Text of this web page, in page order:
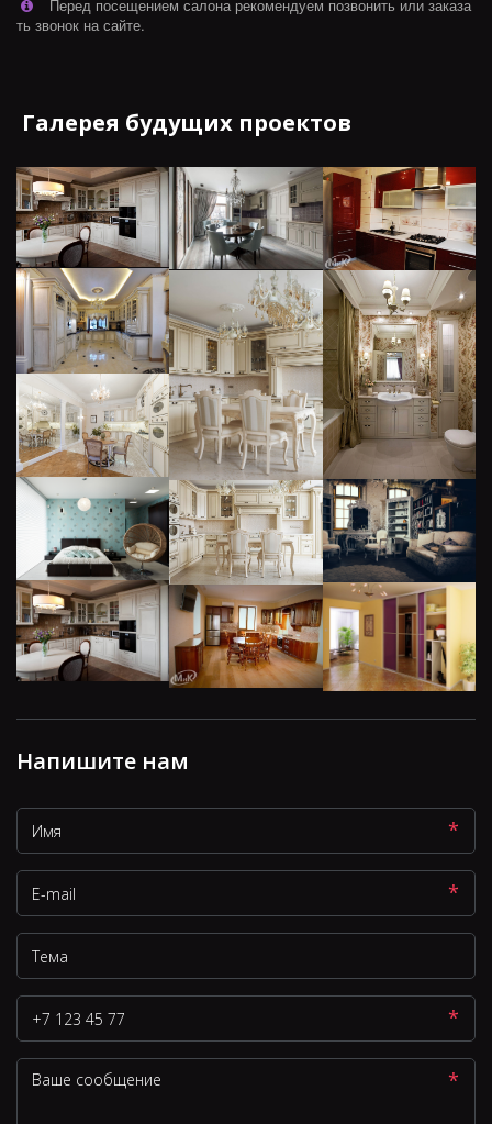
Перед посещением салона рекомендуем позвонить или заказа
ть звонок на сайте.
Галерея будущих проектов
Напишите нам
*
*
*
*